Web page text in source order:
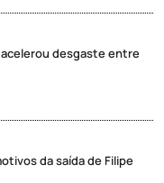
desgaste entre
da saída de Filipe